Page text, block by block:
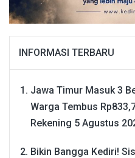
INFORMASI TERBARU
Jawa Timur Masuk 3
Warga Tembus
Rekening 5 Agustus
Bikin Bangga Kediri!